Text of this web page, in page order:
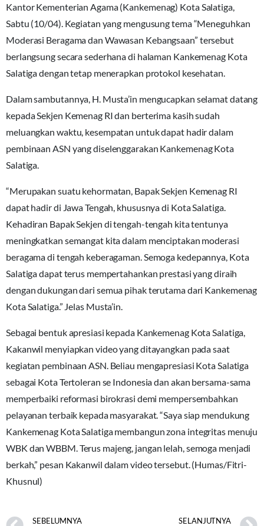
Kantor Kementerian Agama (Kankemenag) Kota Salatiga,
Sabtu (10/04). Kegiatan yang mengusung tema “Meneguhkan
Moderasi Beragama dan Wawasan Kebangsaan” tersebut
berlangsung secara sederhana di halaman Kankemenag Kota
Salatiga dengan tetap menerapkan protokol kesehatan.
Dalam sambutannya, H. Musta’in mengucapkan selamat datang
kepada Sekjen Kemenag RI dan berterima kasih sudah
meluangkan waktu, kesempatan untuk dapat hadir dalam
pembinaan ASN yang diselenggarakan Kankemenag Kota
Salatiga.
“Merupakan suatu kehormatan, Bapak Sekjen Kemenag RI
dapat hadir di Jawa Tengah, khususnya di Kota Salatiga.
Kehadiran Bapak Sekjen di tengah-tengah kita tentunya
meningkatkan semangat kita dalam menciptakan moderasi
beragama di tengah keberagaman. Semoga kedepannya, Kota
Salatiga dapat terus mempertahankan prestasi yang diraih
dengan dukungan dari semua pihak terutama dari Kankemenag
Kota Salatiga.” Jelas Musta’in.
Sebagai bentuk apresiasi kepada Kankemenag Kota Salatiga,
Kakanwil menyiapkan video yang ditayangkan pada saat
kegiatan pembinaan ASN. Beliau mengapresiasi Kota Salatiga
sebagai Kota Tertoleran se Indonesia dan akan bersama-sama
memperbaiki reformasi birokrasi demi mempersembahkan
pelayanan terbaik kepada masyarakat. “Saya siap mendukung
Kankemenag Kota Salatiga membangun zona integritas menuju
WBK dan WBBM. Terus majeng, jangan lelah, semoga menjadi
berkah,” pesan Kakanwil dalam video tersebut. (Humas/Fitri-
Khusnul)
SEBELUMNYA SELANJUTNYA